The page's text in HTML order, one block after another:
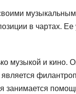
в чартах.
музыкой и кино.
является
занимается